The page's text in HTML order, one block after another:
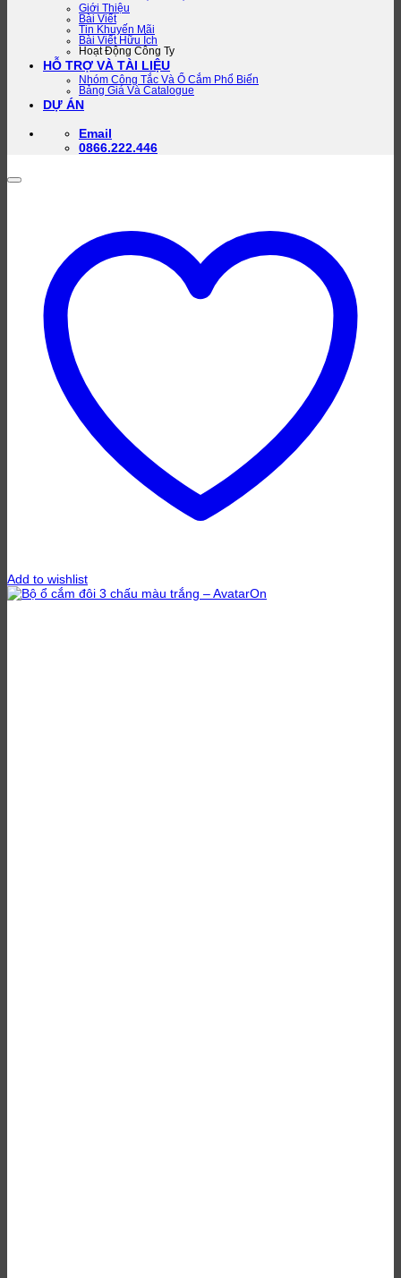
Giới Thiệu
Bài Viết
Tin Khuyến Mãi
Bài Viết Hữu Ích
Hoạt Động Công Ty
HỖ TRỢ VÀ TÀI LIỆU
Nhóm Công Tắc Và Ổ Cắm Phổ Biến
Bảng Giá Và Catalogue
DỰ ÁN
Email
0866.222.446
Add to wishlist